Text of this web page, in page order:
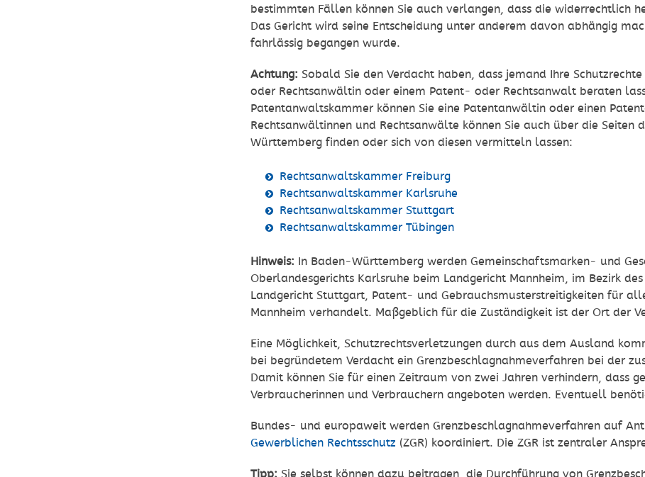
bestimmten Fällen können Sie auch verlangen, dass die widerrechtlich
Das Gericht wird seine Entscheidung unter anderem davon abhängig
fahrlässig begangen wurde.
Achtung: Sobald Sie den Verdacht haben, dass jemand Ihre
oder Rechtsanwältin oder einem Patent- oder Rechtsanwalt beraten
Patentanwaltskammer können Sie eine Patentanwältin oder einen
Rechtsanwältinnen und Rechtsanwälte können Sie auch über die Seiten
Württemberg finden oder sich von diesen vermitteln lassen:
Rechtsanwaltskammer Freiburg
Rechtsanwaltskammer Karlsruhe
Rechtsanwaltskammer Stuttgart
Rechtsanwaltskammer Tübingen
Hinweis: In Baden-Württemberg werden Gemeinschaftsmarken- und
Oberlandesgerichts Karlsruhe beim Landgericht Mannheim, im Bezirk
Landgericht Stuttgart, Patent- und Gebrauchsmusterstreitigkeiten für
Mannheim verhandelt. Maßgeblich für die Zuständigkeit ist der Ort der
Eine Möglichkeit, Schutzrechtsverletzungen durch aus dem Ausland
bei begründetem Verdacht ein Grenzbeschlagnahmeverfahren bei der
Damit können Sie für einen Zeitraum von zwei Jahren verhindern, dass
Verbraucherinnen und Verbrauchern angeboten werden. Eventuell
Bundes- und europaweit werden Grenzbeschlagnahmeverfahren auf
Gewerblichen Rechtsschutz (ZGR) koordiniert. Die ZGR ist zentraler
Tipp: Sie selbst können dazu beitragen, die Durchführung von